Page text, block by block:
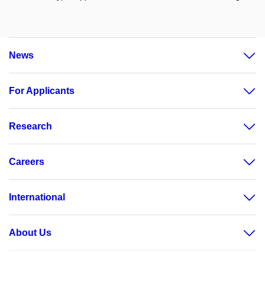
News
For Applicants
Research
Careers
International
About Us